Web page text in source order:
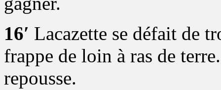
16′ Lacazette se défait de
frappe de loin à ras de
repousse.